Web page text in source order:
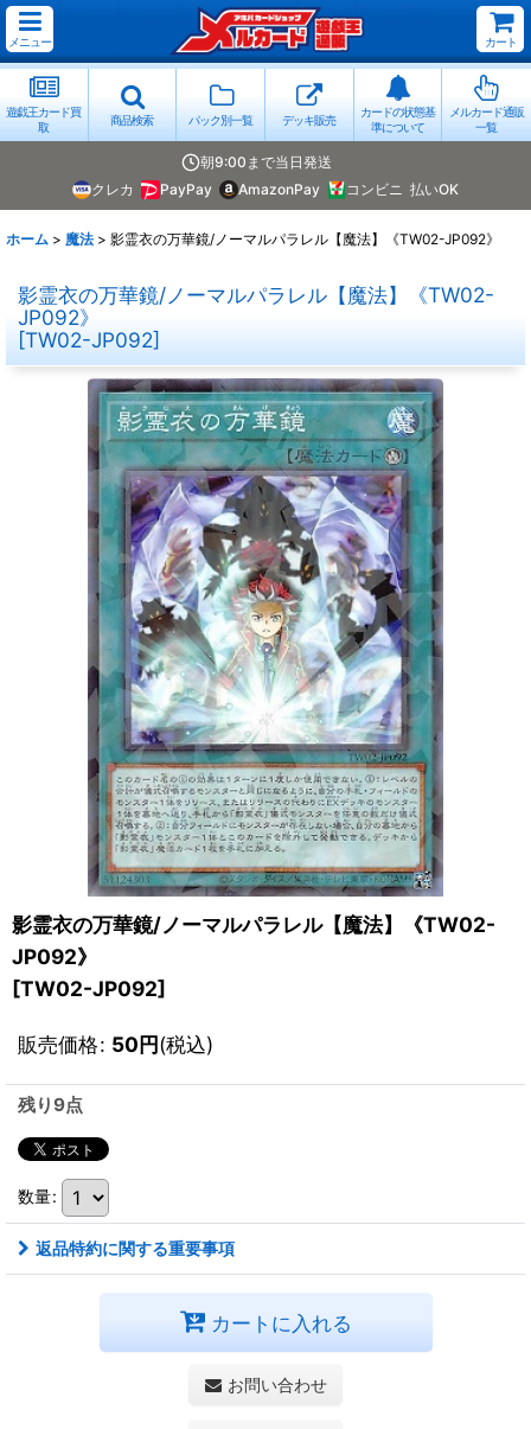
メニュー カート
遊戯王カード買
取
商品検索 パック別一覧 デッキ販売
カードの状態基
準について
メルカード通販
一覧
朝9:00まで当日発送
クレカ
PayPay AmazonPay コンビニ 払いOK
ホーム > 魔法 > 影霊衣の万華鏡/ノーマルパラレル【魔法】《TW02-JP092》
影霊衣の万華鏡/ノーマルパラレル【魔法】《TW02-
JP092》
[TW02-JP092]
影霊衣の万華鏡/ノーマルパラレル【魔法】《TW02-
JP092》
[TW02-JP092]
販売価格: 50円(税込)
残り9点
数量:
返品特約に関する重要事項
カートに入れる
お問い合わせ